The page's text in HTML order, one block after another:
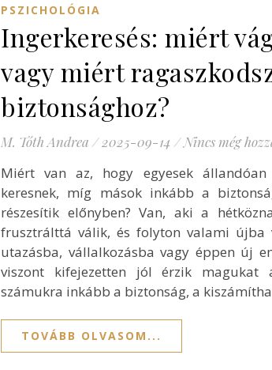
PSZICHOLÓGIA
Ingerkeresés: miért
vagy miért
biztonsághoz?
M. Tóth Andrea / 2025-09-14 / Nincs még
Miért van az, hogy egyesek
keresnek, míg mások inkább a
részesítik előnyben? Van, aki a
frusztrálttá válik, és folyton valami újba
utazásba, vállalkozásba vagy éppen új
viszont kifejezetten jól érzik
számukra inkább a biztonság, a
TOVÁBB OLVASOM...